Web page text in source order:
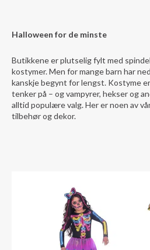
Halloween for de minste
Butikkene er plutselig fylt med
kostymer. Men for mange barn har
kanskje begynt for lengst. Kostyme
tenker på – og vampyrer, hekser og
alltid populære valg. Her er noen av
tilbehør og dekor.